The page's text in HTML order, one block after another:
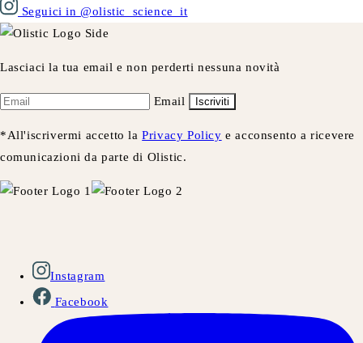
Seguici in @olistic_science_it
Lasciaci la tua email e non perderti nessuna novità
Email Iscriviti
*All'iscrivermi accetto laPrivacy Policy e acconsento a ricevere
comunicazioni da parte di Olistic.
Instagram
Facebook